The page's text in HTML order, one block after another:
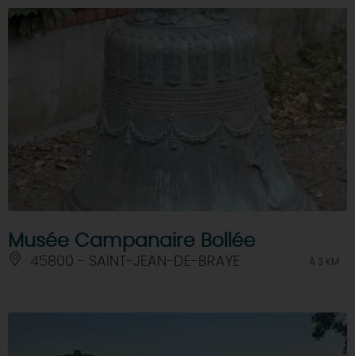
Musée Campanaire Bollée
45800 - SAINT-JEAN-DE-BRAYE À 3 KM